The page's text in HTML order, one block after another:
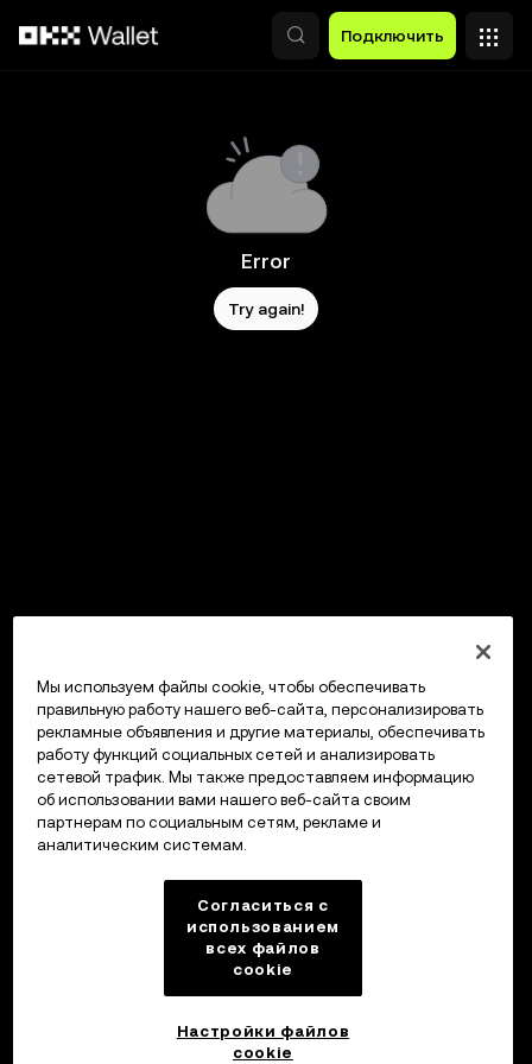
Подключить
Error
Try again!
Мы используем файлы cookie, чтобы обеспечивать
правильную работу нашего веб-сайта, персонализировать
рекламные объявления и другие материалы, обеспечивать
работу функций социальных сетей и анализировать
сетевой трафик. Мы также предоставляем информацию
об использовании вами нашего веб-сайта своим
партнерам по социальным сетям, рекламе и
аналитическим системам.
Согласиться с
использованием
всех файлов
cookie
Настройки файлов
cookie